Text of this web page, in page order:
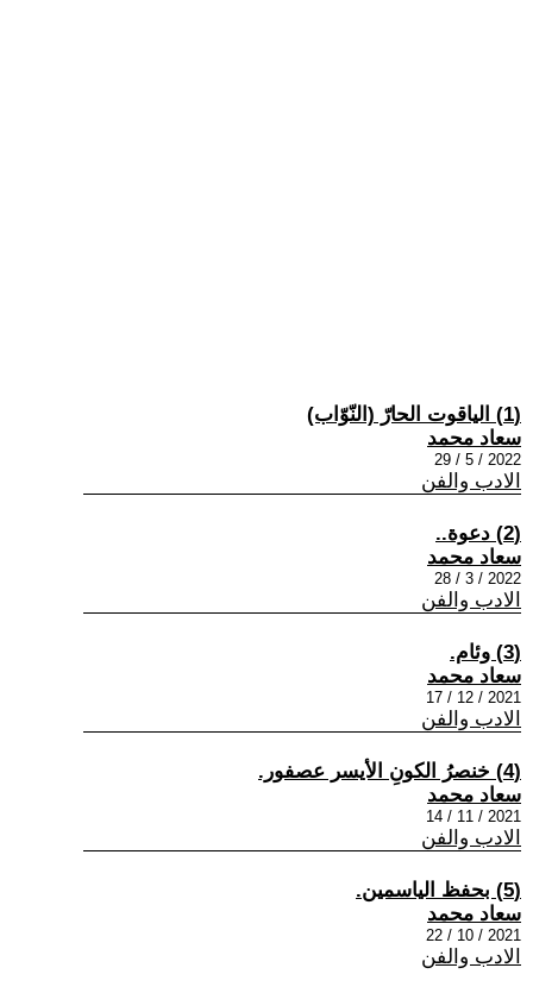
(1) الياقوت الحارّ (النّوّاب)
سعاد محمد
2022 / 5 / 29
الادب والفن
(2) دعوة..
سعاد محمد
2022 / 3 / 28
الادب والفن
(3) وئام.
سعاد محمد
2021 / 12 / 17
الادب والفن
(4) خنصرُ الكونِ الأيسر عصفور.
سعاد محمد
2021 / 11 / 14
الادب والفن
(5) بحفظ الياسمين.
سعاد محمد
2021 / 10 / 22
الادب والفن